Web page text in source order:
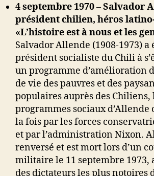
4 septembre 1970 – Salvador
président chilien, héros
«L’histoire est à nous et les
Salvador Allende (1908-1973)
président socialiste du Chili à
un programme d’amélioration
de vie des pauvres et des
populaires auprès des Chiliens,
programmes sociaux d’Allende
la fois par les forces
et par l’administration Nixon.
renversé et est mort lors d’un
militaire le 11 septembre 1973,
des dictateurs les plus notoires